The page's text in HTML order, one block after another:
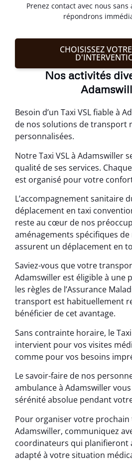
Prenez contact avec nous
répondrons
CHOISISSEZ
Nos activités
Besoin d’un Taxi VSL fiable à
de nos solutions de transport
personnalisées.
Notre Taxi VSL à Adamswiller
qualité de ses services.
est organisé pour votre
L’accompagnement sanitaire
déplacement en taxi
reste au cœur de nos
aménagements spécifiques de
assurent un déplacement en
Saviez-vous que votre
Adamswiller est éligible à une
les règles de l’Assurance
transport est habituellement
bénéficier de cet avantage.
Sans contrainte horaire, le
intervient pour vos visites
comme pour vos besoins
Le savoir-faire de nos
ambulance à Adamswiller
sérénité absolue pendant
Pour organiser votre prochain
Adamswiller, communiquez
coordinateurs qui planifieront
adapté à votre situation